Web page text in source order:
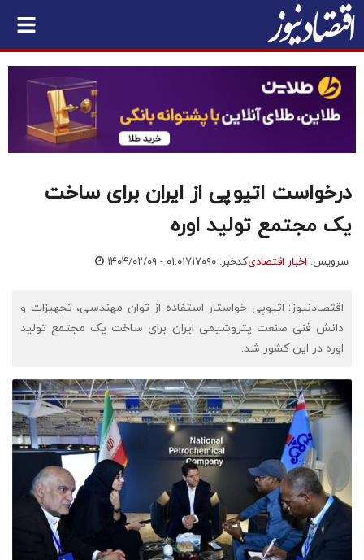
درخواست اتیوپی از ایران برای ساخت
یک مجتمع تولید اوره
سرویس: اخبار اقتصادیکدخبر: ۷۱۷۰۹۰ ۱۴۰۴/۰۲/۰۹ - ۰۱:۰۱
اقتصادنیوز: اتیوپی خواستار استفاده از توان مهندسی، تجهیزات و
دانش فنی صنعت پتروشیمی ایران برای ساخت یک مجتمع تولید
اوره در این کشور شد.